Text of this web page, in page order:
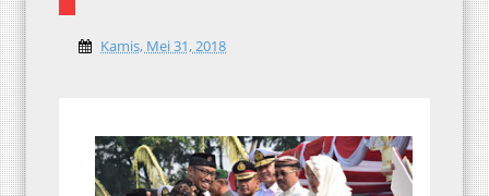
Kamis, Mei 31, 2018